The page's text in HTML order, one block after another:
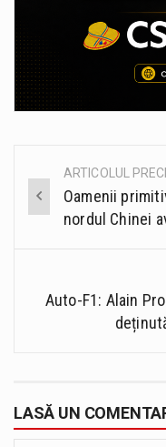
Post
navigation
ARTICOLUL
Oamenii
nordul Chinei
Auto-F1: Alain
LASĂ UN